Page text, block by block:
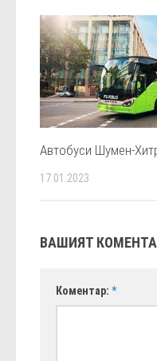
Автобуси Шумен-
17.01.2023
ВАШИЯТ
Коментар: *